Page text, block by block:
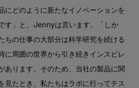
にどのように新たなイノベーションを
す」と、Jennyは言います。「しか
ちの仕事の大部分は科学研究を続ける
に周囲の世界から引き続きインスピレ
あります。そのため、当社の製品に関
見たとき、私たちはラボに行ってテス